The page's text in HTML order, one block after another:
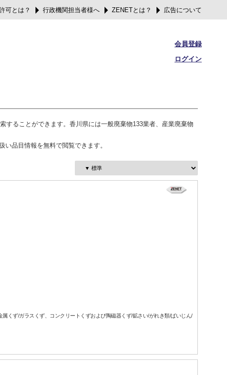
可とは？ 行政機関担当者様へ ZENETとは？ 広告について
会員登録
ログイン
することができます。香川県には一般廃棄物133業者、産業廃棄物
品目情報を無料で閲覧できます。
くず/ガラスくず、コンクリートくずおよび陶磁器くず/鉱さい/がれき類/ばいじん/